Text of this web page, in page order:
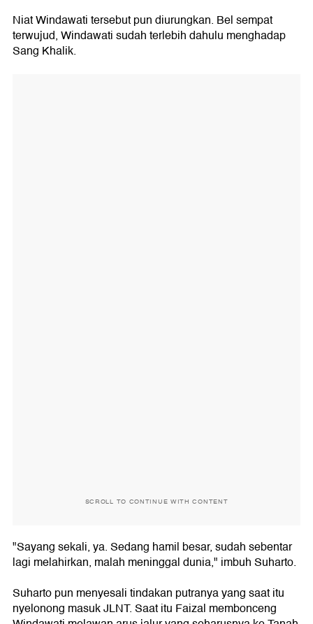
Niat Windawati tersebut pun diurungkan. Bel sempat
terwujud, Windawati sudah terlebih dahulu menghadap
Sang Khalik.
SCROLL TO CONTINUE WITH CONTENT
"Sayang sekali, ya. Sedang hamil besar, sudah sebentar
lagi melahirkan, malah meninggal dunia," imbuh Suharto.
Suharto pun menyesali tindakan putranya yang saat itu
nyelonong masuk JLNT. Saat itu Faizal membonceng